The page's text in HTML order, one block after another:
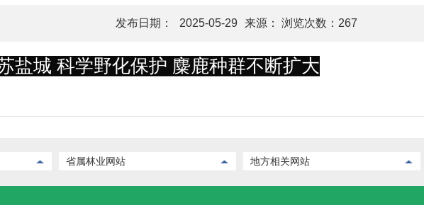
发布日期： 2025-05-29 来源： 浏览次数： 267
盐城 科学野化保护 麋鹿种群不断扩大
省属林业网站 地方相关网站